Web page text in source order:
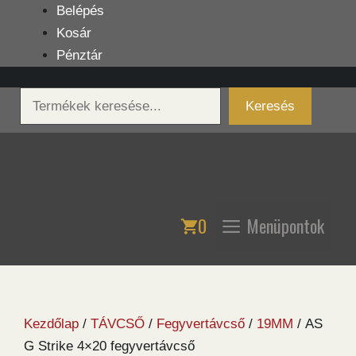
tartalomba
Belépés
Kosár
Pénztár
Keresés
Keresés
0 Menüpontok
Kezdőlap / TÁVCSŐ / Fegyvertávcső / 19MM / AS
G Strike 4×20 fegyvertávcső